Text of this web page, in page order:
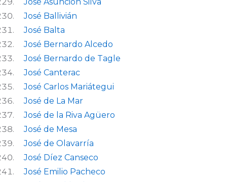
José Ballivián
José Balta
José Bernardo Alcedo
José Bernardo de Tagle
José Canterac
José Carlos Mariátegui
José de La Mar
José de la Riva Agüero
José de Mesa
José de Olavarría
José Díez Canseco
José Emilio Pacheco